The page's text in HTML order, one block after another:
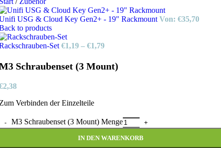
USG & Cloud Key Gen2+ - 19" Rackmount Von: €35,70
to products
Set €1,19 – €1,79
Schraubenset (3 Mount)
2,38
Verbinden der Einzelteile
M3 Schraubenset (3 Mount) Menge
IN DEN WARENKORB